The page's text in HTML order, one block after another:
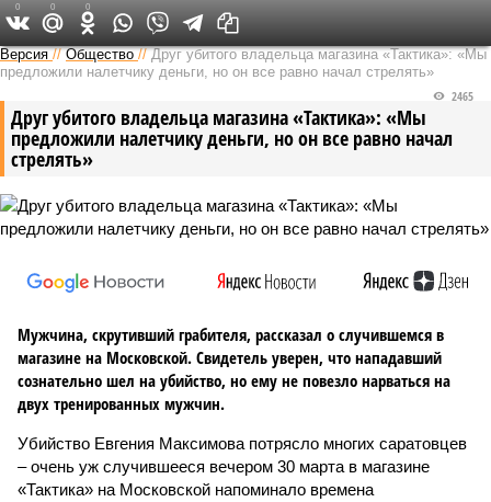
Версия в Саратове
Версия //Общество //Друг убитого владельца магазина «Тактика»: «Мы
предложили налетчику деньги, но он все равно начал стрелять»
Друг убитого владельца магазина «Тактика»: «Мы
предложили налетчику деньги, но он все равно начал
стрелять»
2465
Мужчина, скрутивший грабителя, рассказал о случившемся в
магазине на Московской. Свидетель уверен, что нападавший
сознательно шел на убийство, но ему не повезло нарваться на
двух тренированных мужчин.
Убийство Евгения Максимова потрясло многих саратовцев
– очень уж случившееся вечером 30 марта в магазине
«Тактика» на Московской напоминало времена
0 0 0